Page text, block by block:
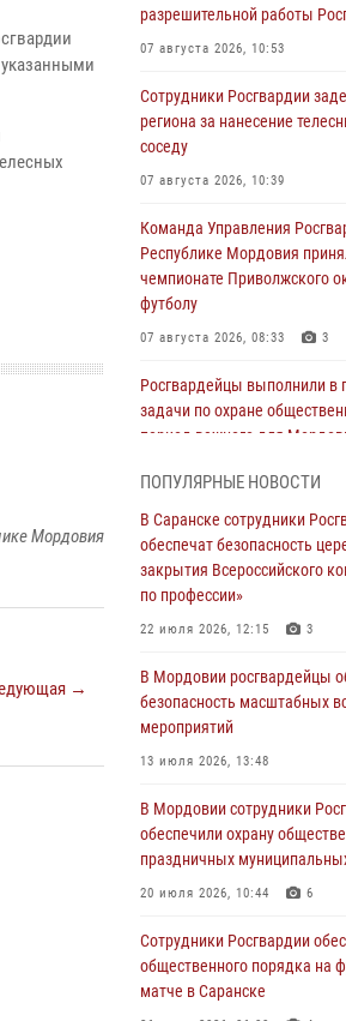
Мордовия
→
разрешительной работы
07 августа 2026, 10:53
Сотрудники Росгвардии
региона за нанесение
соседу
07 августа 2026, 10:39
Команда Управления
Республике Мордовия
чемпионате Приволжского
футболу
07 августа 2026, 08:33 3
Росгвардейцы выполнили в
задачи по охране
период важного для
В Мордовии руководство и
Росгвардии приняли участие
посвящённых 25-летию
Ушакова
06 августа 2026, 08:14
В Саранске сотрудники
задержали дебошира,
имущество в кафе
06 августа 2026, 07:03
В Саранске по обращению
правоохранители
незамедлительно
05 августа 2026, 15:04
В Саранске сотрудники
задержали мужчину,
причинении телесных
ПОПУЛЯРНЫЕ НОВОСТИ
В Саранске сотрудники
обеспечат безопасность
закрытия Всероссийского
по профессии»
22 июля 2026, 12:15 3
В Мордовии росгвардейцы
безопасность масштабных
мероприятий
13 июля 2026, 13:48
В Мордовии сотрудники
обеспечили охрану
праздничных
20 июля 2026, 10:44 6
Сотрудники Росгвардии
общественного порядка на
матче в Саранске